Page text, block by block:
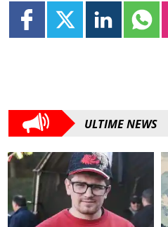
ULTIME NEWS